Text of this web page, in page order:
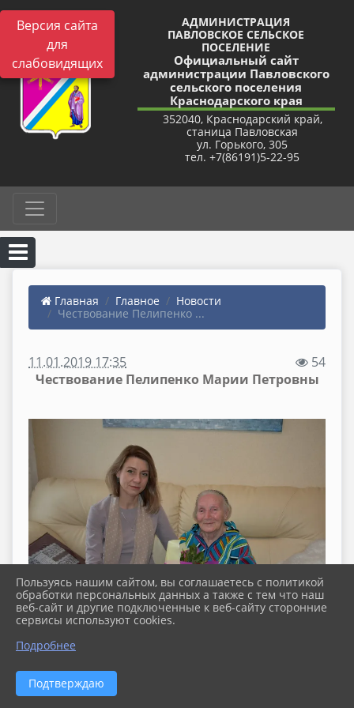
Версия сайта
для
слабовидящих
АДМИНИСТРАЦИЯ
ПАВЛОВСКОЕ СЕЛЬСКОЕ
ПОСЕЛЕНИЕ
Официальный сайт
администрации Павловского
сельского поселения
Краснодарского края
352040, Краснодарский край,
станица Павловская
ул. Горького, 305
тел. +7(86191)5-22-95
Главная Главное
Новости
Чествование Пелипенко ...
11.01.2019 17:35
54
Чествование Пелипенко Марии Петровны
сельского поселения труженица тыла
Мария Петровна.
Пользуясь нашим сайтом, вы соглашаетесь с политикой
обработки персональных данных а также с тем что наш
веб-сайт и другие подключенные к веб-сайту сторонние
сервисы используют cookies.
Подробнее
Подтверждаю